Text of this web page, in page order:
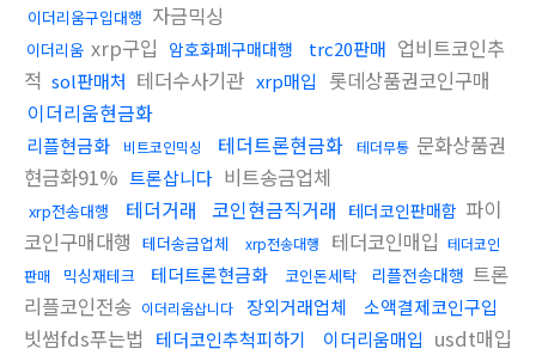
이더리움구입대행 자금믹싱
이더리움 xrp구입 암호화폐구매대행 trc20판매 업비트코인추
적 sol판매처 테더수사기관 xrp매입
롯데상품권코인구매
이더리움현금화
리플현금화 비트코인믹싱 테더트론현금화 테더무통 문화상품권
현금화91% 트론삽니다 비트송금업체
xrp전송대행 테더거래 코인현금직거래 테더코인판매함 파이
코인구매대행 테더송금업체 xrp전송대행 테더코인매입 테더코인
판매
믹싱재테크 테더트론현금화 코인돈세탁 리플전송대행 트론
리플코인전송 이더리움삽니다 장외거래업체 소액결제코인구입
빗썸fds푸는법 테더코인추척피하기 이더리움매입 usdt매입